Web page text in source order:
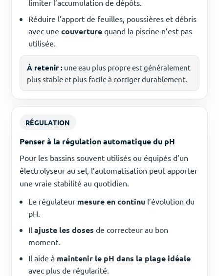
limiter l’accumulation de dépôts.
Réduire l’apport de feuilles, poussières et débris
avec une couverture quand la piscine n’est pas
utilisée.
À retenir : une eau plus propre est généralement
plus stable et plus facile à corriger durablement.
RÉGULATION
Penser à la régulation automatique du pH
Pour les bassins souvent utilisés ou équipés d’un
électrolyseur au sel, l’automatisation peut apporter
une vraie stabilité au quotidien.
Le régulateur mesure en continu l’évolution du
pH.
Il ajuste les doses de correcteur au bon
moment.
Il aide à maintenir le pH dans la plage idéale
avec plus de régularité.